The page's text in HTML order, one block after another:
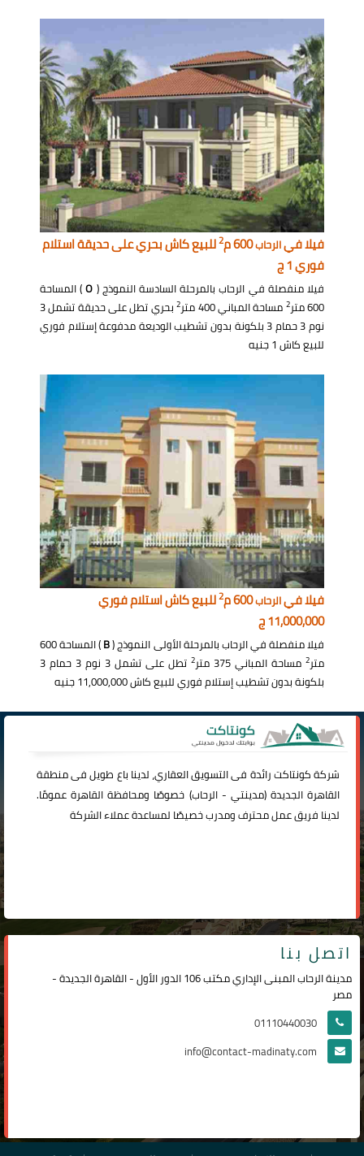
فيلا فيالرحاب600 م 2للبيع كاش بحري على حديقة استلام
فوري 1 ج
فيلا منفصلة في الرحاب بالمرحلة السادسة النموذج ( O) المساحة
600 متر
2 مساحة المباني 400 متر 2
بحري تطل على حديقة تشمل 3
نوم 3 حمام 3 بلكونة بدون تشطيب الوديعة مدفوعة إستلام فوري
للبيع كاش 1 جنيه
فيلا فيالرحاب600 م 2للبيع كاش استلام فوري
11,000,000 ج
فيلا منفصلة في الرحاب بالمرحلة الأولى النموذج (B
) المساحة 600
متر2 مساحة المباني 375 متر 2
تطل على تشمل 3 نوم 3 حمام 3
بلكونة بدون تشطيب إستلام فوري للبيع كاش 11,000,000 جنيه
شركةكونتاكترائدة فى التسويق العقاري، لدينا باع طويل فى منطقة
القاهرة الجديدة (مدينتي -الرحاب) خصوصًا ومحافظة القاهرة عمومًا.
لدينا فريق عمل محترف ومدرب خصيصًا لمساعدة عملاء الشركة
اتصل بنا
مدينة الرحاب المبنى الإداري مكتب 106 الدور الأول - القاهرة الجديدة -
مصر
01110440030
info@contact-madinaty.com